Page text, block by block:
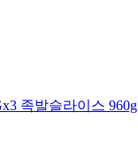
족발슬라이스 960g